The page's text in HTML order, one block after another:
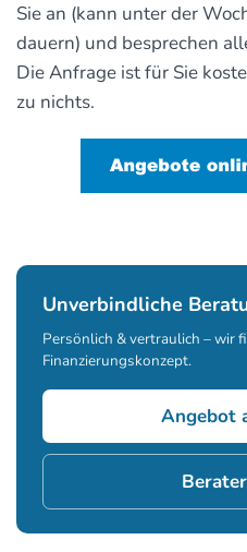
Sie an (kann unter der
dauern) und besprechen
Die Anfrage ist für Sie
zu nichts.
Unverbindliche
Persönlich & vertraulich – wir
Finanzierungskonzept.
Angebot